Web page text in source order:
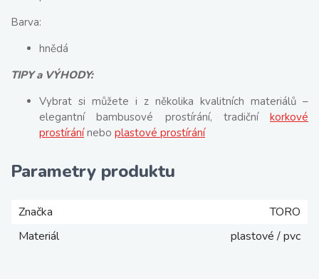
Barva:
hnědá
TIPY a VÝHODY:
Vybrat si můžete i z několika kvalitních materiálů –
elegantní bambusové prostírání, tradiční korkové
prostíránínebo plastové prostírání
Parametry produktu
Značka
TORO
Materiál
plastové / pvc